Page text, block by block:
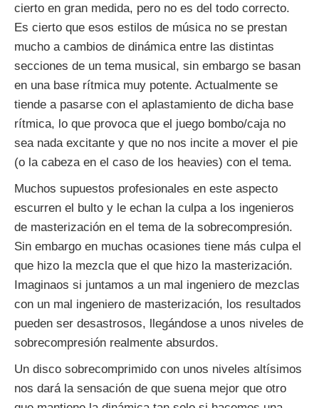
cierto en gran medida, pero no es del todo correcto.
Es cierto que esos estilos de música no se prestan
mucho a cambios de dinámica entre las distintas
secciones de un tema musical, sin embargo se basan
en una base rítmica muy potente. Actualmente se
tiende a pasarse con el aplastamiento de dicha base
rítmica, lo que provoca que el juego bombo/caja no
sea nada excitante y que no nos incite a mover el pie
(o la cabeza en el caso de los heavies) con el tema.
Muchos supuestos profesionales en este aspecto
escurren el bulto y le echan la culpa a los ingenieros
de masterización en el tema de la sobrecompresión.
Sin embargo en muchas ocasiones tiene más culpa el
que hizo la mezcla que el que hizo la masterización.
Imaginaos si juntamos a un mal ingeniero de mezclas
con un mal ingeniero de masterización, los resultados
pueden ser desastrosos, llegándose a unos niveles de
sobrecompresión realmente absurdos.
Un disco sobrecomprimido con unos niveles altísimos
nos dará la sensación de que suena mejor que otro